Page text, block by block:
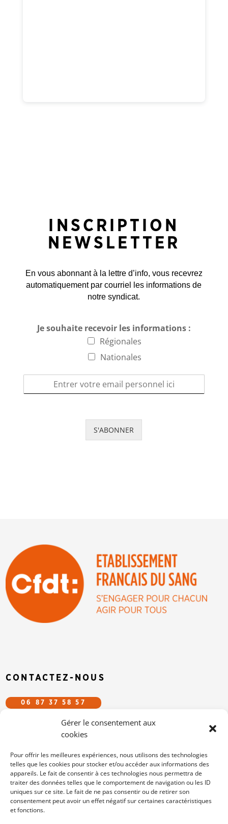
Gérer le consentement aux
cookies
Pour offrir les meilleures expériences, nous utilisons des technologies
telles que les cookies pour stocker et/ou accéder aux informations des
appareils. Le fait de consentir à ces technologies nous permettra de
traiter des données telles que le comportement de navigation ou les ID
uniques sur ce site. Le fait de ne pas consentir ou de retirer son
consentement peut avoir un effet négatif sur certaines caractéristiques
et fonctions.
INSCRIPTION
NEWSLETTER
En vous abonnant à la lettre d’info, vous recevrez
automatiquement par courriel les informations de
notre syndicat.
Je souhaite recevoir les informations :
Régionales
Nationales
S'ABONNER
CONTACTEZ-NOUS
06 87 37 58 57
SUIVEZ-NOUS SUR LES RÉSEAUX
/cfdtefs
cfdt-efs